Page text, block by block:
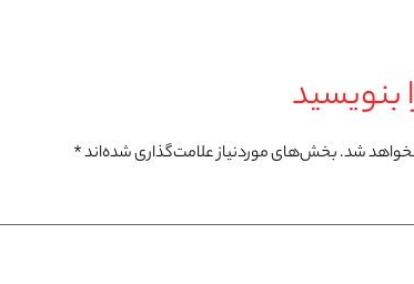
بنویسید
شد.بخش‌های موردنیاز علامت‌گذاری شده‌اند*